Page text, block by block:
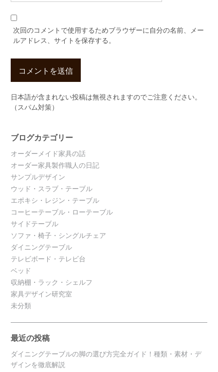
次回のコメントで使用するためブラウザーに自分の名前、メー
ルアドレス、サイトを保存する。
日本語が含まれない投稿は無視されますのでご注意ください。
（スパム対策）
ブログカテゴリー
オーダーメイド家具の話
オーダー家具製作職人の日記
サンプルデザイン
ウッド・スラブ・テーブル
エポキシ・レジン・テーブル
コーヒーテーブル・ローテーブル
サイドテーブル
ソファ・椅子・シングルチェア
ダイニングテーブル
テレビボード・テレビ台
ベッド
収納棚・ラック・シェルフ
家具デザイン研究室
未分類
最近の投稿
ダイニングテーブルの脚の選び方完全ガイド！種類・素材・デ
ザインを徹底解説